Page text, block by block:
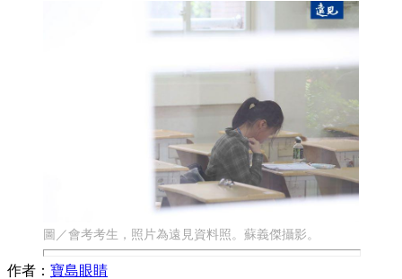
圖／會考考生，照片為遠見資料照。蘇義傑攝影。
作者： 寶島眼睛